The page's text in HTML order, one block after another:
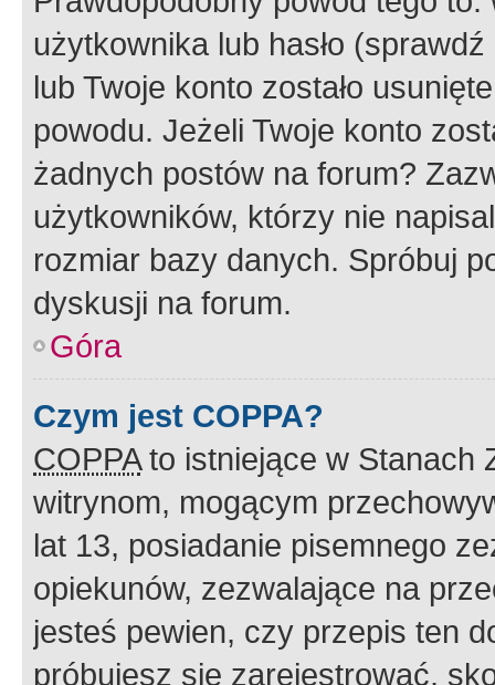
użytkownika lub hasło
lub Twoje konto zostało
powodu. Jeżeli Twoje konto
żadnych postów na forum?
użytkowników, którzy nie
rozmiar bazy danych. Spróbuj
dyskusji na forum.
Góra
Czym jest COPPA?
COPPAto istniejące w Stanach
witrynom, mogącym
lat 13, posiadanie pisemnego
opiekunów, zezwalające na
jesteś pewien, czy przepis ten
próbujesz się zarejestrować,